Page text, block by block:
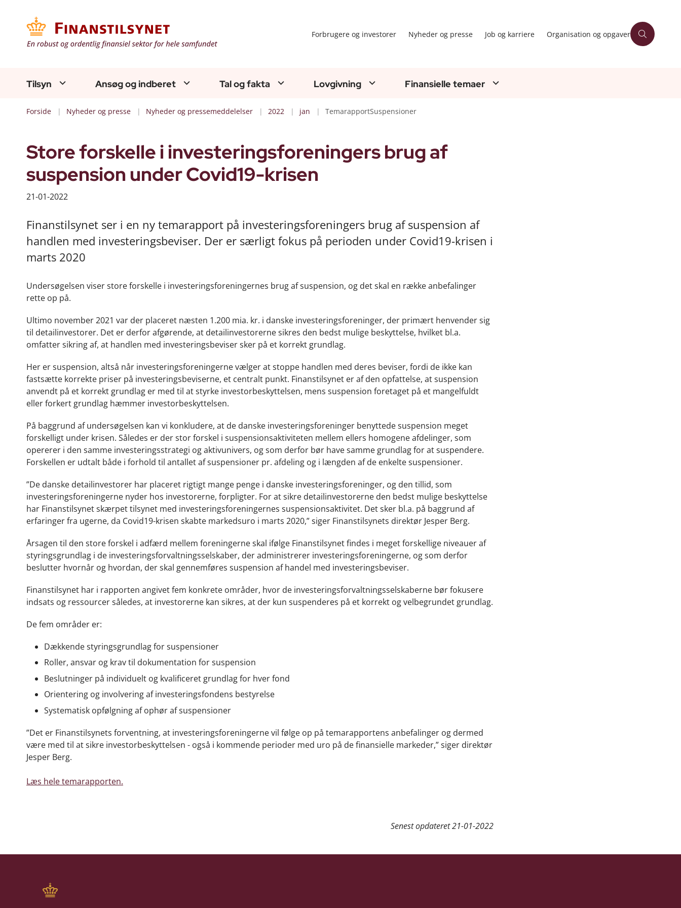
Forbrugere og investorer Nyheder og presse Job og karriere Organisation og opgaver
Tilsyn Ansøg og indberet Tal og fakta Lovgivning Finansielle temaer
Forside Nyheder og presse Nyheder og pressemeddelelser 2022 jan TemarapportSuspensioner
Store forskelle i investeringsforeningers brug af
suspension under Covid19-krisen
21-01-2022
Finanstilsynet ser i en ny temarapport på investeringsforeningers brug af suspension af
handlen med investeringsbeviser. Der er særligt fokus på perioden under Covid19-krisen i
marts 2020
Undersøgelsen viser store forskelle i investeringsforeningernes brug af suspension, og det skal en række anbefalinger
rette op på.
Ultimo november 2021 var der placeret næsten 1.200 mia. kr. i danske investeringsforeninger, der primært henvender sig
til detailinvestorer. Det er derfor afgørende, at detailinvestorerne sikres den bedst mulige beskyttelse, hvilket bl.a.
omfatter sikring af, at handlen med investeringsbeviser sker på et korrekt grundlag.
Her er suspension, altså når investeringsforeningerne vælger at stoppe handlen med deres beviser, fordi de ikke kan
fastsætte korrekte priser på investeringsbeviserne, et centralt punkt. Finanstilsynet er af den opfattelse, at suspension
anvendt på et korrekt grundlag er med til at styrke investorbeskyttelsen, mens suspension foretaget på et mangelfuldt
eller forkert grundlag hæmmer investorbeskyttelsen.
På baggrund af undersøgelsen kan vi konkludere, at de danske investeringsforeninger benyttede suspension meget
forskelligt under krisen. Således er der stor forskel i suspensionsaktiviteten mellem ellers homogene afdelinger, som
opererer i den samme investeringsstrategi og aktivunivers, og som derfor bør have samme grundlag for at suspendere.
Forskellen er udtalt både i forhold til antallet af suspensioner pr. afdeling og i længden af de enkelte suspensioner.
”De danske detailinvestorer har placeret rigtigt mange penge i danske investeringsforeninger, og den tillid, som
investeringsforeningerne nyder hos investorerne, forpligter. For at sikre detailinvestorerne den bedst mulige beskyttelse
har Finanstilsynet skærpet tilsynet med investeringsforeningernes suspensionsaktivitet. Det sker bl.a. på baggrund af
erfaringer fra ugerne, da Covid19-krisen skabte markedsuro i marts 2020,” siger Finanstilsynets direktør Jesper Berg.
Årsagen til den store forskel i adfærd mellem foreningerne skal ifølge Finanstilsynet findes i meget forskellige niveauer af
styringsgrundlag i de investeringsforvaltningsselskaber, der administrerer investeringsforeningerne, og som derfor
beslutter hvornår og hvordan, der skal gennemføres suspension af handel med investeringsbeviser.
Finanstilsynet har i rapporten angivet fem konkrete områder, hvor de investeringsforvaltningsselskaberne bør fokusere
indsats og ressourcer således, at investorerne kan sikres, at der kun suspenderes på et korrekt og velbegrundet grundlag.
De fem områder er:
Dækkende styringsgrundlag for suspensioner
Roller, ansvar og krav til dokumentation for suspension
Beslutninger på individuelt og kvalificeret grundlag for hver fond
Orientering og involvering af investeringsfondens bestyrelse
Systematisk opfølgning af ophør af suspensioner
”Det er Finanstilsynets forventning, at investeringsforeningerne vil følge op på temarapportens anbefalinger og dermed
være med til at sikre investorbeskyttelsen - også i kommende perioder med uro på de finansielle markeder,” siger direktør
Jesper Berg.
Læs hele temarapporten.
Senest opdateret21-01-2022